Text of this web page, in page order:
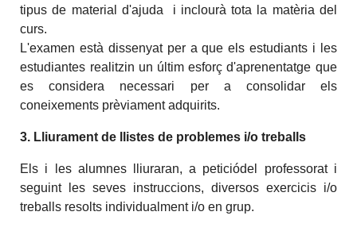
tipus de material d'ajuda i inclourà tota la matèria del
curs.
L'examen està dissenyat per a que els estudiants i les
estudiantes realitzin un últim esforç d'aprenentatge que
es considera necessari per a consolidar els
coneixements prèviament adquirits.
3. Lliurament de llistes de problemes i/o treballs
Els i les alumnes lliuraran, a peticiódel professorat i
seguint les seves instruccions, diversos exercicis i/o
treballs resolts individualment i/o en grup.